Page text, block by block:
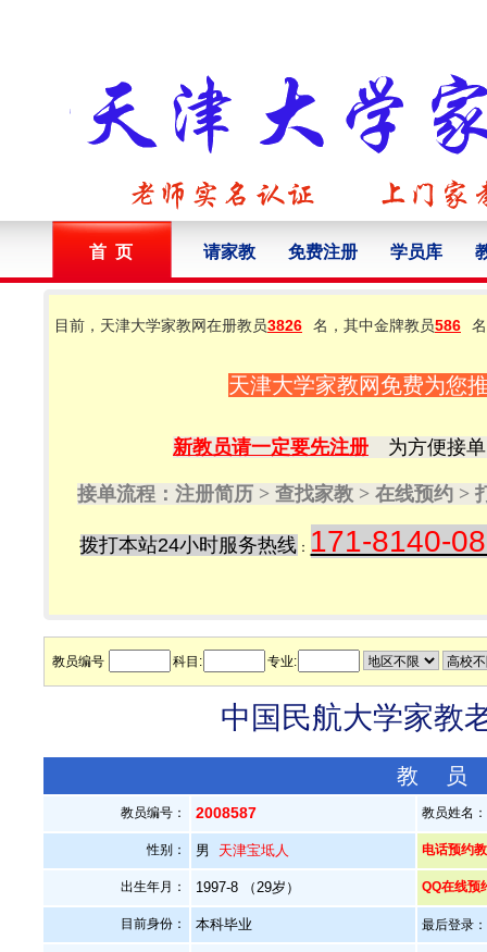
首 页 请家教 免费注册 学员库
目前，天津大学家教网在册教员3826 名，其中金牌教员586
天津大学家教网免费为您
新教员请一定要先注册 为方便接
接单流程：注册简历 > 查找家教 > 在线预约 >
拨打本站24小时服务热线 ： 171-8140-
教员编号 科目: 专业:
中国民航大学家教
教
教员编号： 2008587 教员姓名
性别： 男 天津宝坻人 电话预约
出生年月： 1997-8 （29岁） QQ在线预
目前身份： 本科毕业 最后登录